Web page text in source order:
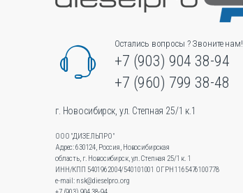
Остались вопросы ? Звоните нам!
+7 (903) 904 38-94
+7 (960) 799 38-48
г. Новосибирск, ул. Степная 25/1 к.1
ООО "ДИЗЕЛЬПРО"
Адрес: 630124, Россия, Новосибирская
область, г. Новосибирск, ул.Степная 25/1 к. 1
ИНН/КПП 5401962004/540101001 ОГРН 1165476100778
e-mail: nsk@dieselpro.org